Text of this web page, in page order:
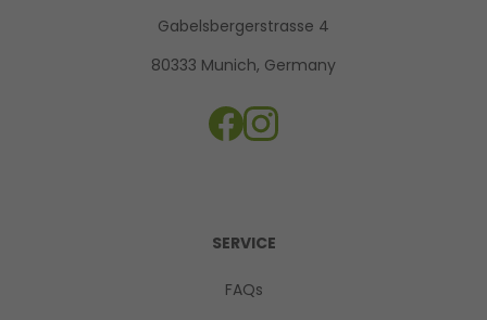
Gabelsbergerstrasse 4
80333 Munich, Germany
SERVICE
FAQs